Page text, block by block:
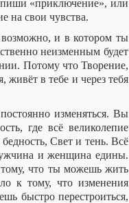
«приключение», или
на свои чувства.
и в котором ты
неизменным будет
Потому что Творение,
живёт в тебе и через тебя
изменяться. Вы
где всё великолепие
Свет и тень. Всё
и женщина едины.
что ты можешь жить
к тому, что изменения
быстро перестроиться,